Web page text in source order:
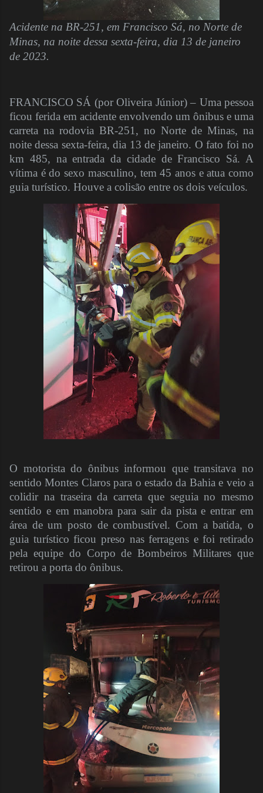
Acidente na BR-251, em Francisco Sá, no Norte de
Minas, na noite dessa sexta-feira, dia 13 de janeiro
de 2023.
FRANCISCO SÁ (por Oliveira Júnior) – Uma pessoa
ficou ferida em acidente envolvendo um ônibus e uma
carreta na rodovia BR-251, no Norte de Minas, na
noite dessa sexta-feira, dia 13 de janeiro. O fato foi no
km 485, na entrada da cidade de Francisco Sá. A
vítima é do sexo masculino, tem 45 anos e atua como
guia turístico. Houve a colisão entre os dois veículos.
O motorista do ônibus informou que transitava no
sentido Montes Claros para o estado da Bahia e veio a
colidir na traseira da carreta que seguia no mesmo
sentido e em manobra para sair da pista e entrar em
área de um posto de combustível. Com a batida, o
guia turístico ficou preso nas ferragens e foi retirado
pela equipe do Corpo de Bombeiros Militares que
retirou a porta do ônibus.